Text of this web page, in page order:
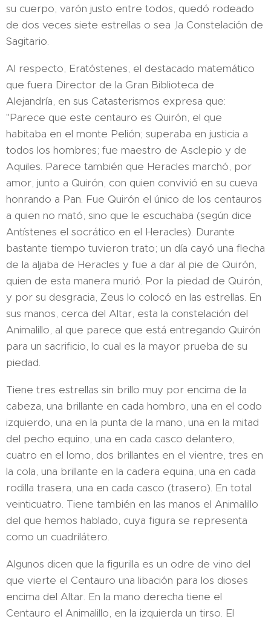
su cuerpo, varón justo entre todos, quedó rodeado
de dos veces siete estrellas o sea ,la Constelación de
Sagitario.
Al respecto, Eratóstenes, el destacado matemático
que fuera Director de la Gran Biblioteca de
Alejandría, en sus Catasterismos expresa que:
"Parece que este centauro es Quirón, el que
habitaba en el monte Pelión; superaba en justicia a
todos los hombres; fue maestro de Asclepio y de
Aquiles. Parece también que Heracles marchó, por
amor, junto a Quirón, con quien convivió en su cueva
honrando a Pan. Fue Quirón el único de los centauros
a quien no mató, sino que le escuchaba (según dice
Antístenes el socrático en el Heracles). Durante
bastante tiempo tuvieron trato; un día cayó una flecha
de la aljaba de Heracles y fue a dar al pie de Quirón,
quien de esta manera murió. Por la piedad de Quirón,
y por su desgracia, Zeus lo colocó en las estrellas. En
sus manos, cerca del Altar, esta la constelación del
Animalillo, al que parece que está entregando Quirón
para un sacrificio, lo cual es la mayor prueba de su
piedad.
Tiene tres estrellas sin brillo muy por encima de la
cabeza, una brillante en cada hombro, una en el codo
izquierdo, una en la punta de la mano, una en la mitad
del pecho equino, una en cada casco delantero,
cuatro en el lomo, dos brillantes en el vientre, tres en
la cola, una brillante en la cadera equina, una en cada
rodilla trasera, una en cada casco (trasero). En total
veinticuatro. Tiene también en las manos el Animalillo
del que hemos hablado, cuya figura se representa
como un cuadrilátero.
Algunos dicen que la figurilla es un odre de vino del
que vierte el Centauro una libación para los dioses
encima del Altar. En la mano derecha tiene el
Centauro el Animalillo, en la izquierda un tirso. El